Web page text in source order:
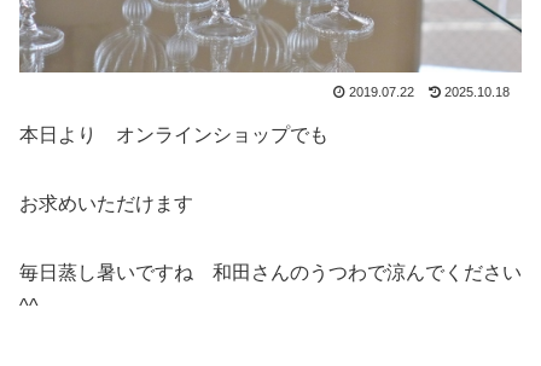
2019.07.22 2025.10.18
本日より オンラインショップでも
お求めいただけます
毎日蒸し暑いですね 和田さんのうつわで涼んでください
^^